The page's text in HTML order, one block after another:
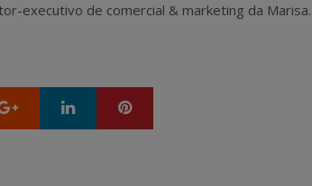
executivo de comercial & marketing da Marisa.
Google+ LinkedIn